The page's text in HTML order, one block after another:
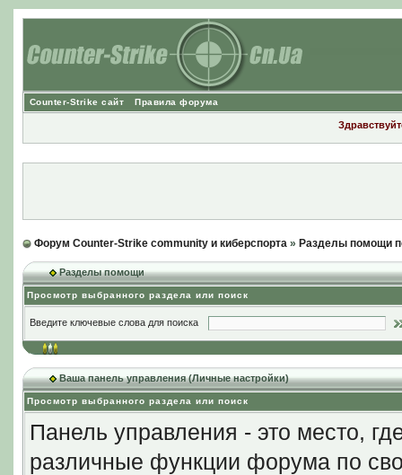
Counter-Strike сайт Правила форума
Форум Counter-Strike community и киберспорта» Разделы помощи
Разделы помощи
Просмотр выбранного раздела или поиск
Введите ключевые слова для поиска
Ваша панель управления (Личные настройки)
Просмотр выбранного раздела или поиск
Панель управления - это место,
различные функции форума по